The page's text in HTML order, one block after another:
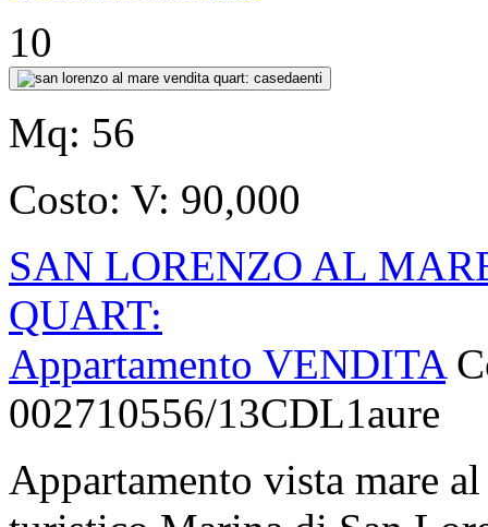
10
Mq: 56
Costo: V: 90,000
SAN LORENZO AL
QUART:
Appartamento VENDITA
002710556/13CDL1aure
Appartamento vista mare